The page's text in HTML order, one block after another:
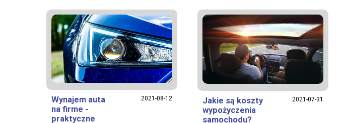
Wynajem auta
na firme -
praktyczne
2021-08-12
Jakie są koszty
wypożyczenia
samochodu?
2021-07-31